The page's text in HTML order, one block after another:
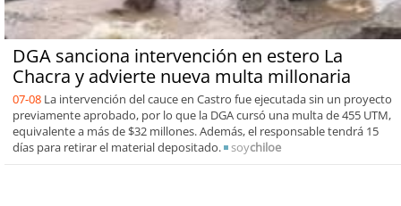
DGA sanciona intervención en estero La
Chacra y advierte nueva multa millonaria
07-08 La intervención del cauce en Castro fue ejecutada sin un proyecto
previamente aprobado, por lo que la DGA cursó una multa de 455 UTM,
equivalente a más de $32 millones. Además, el responsable tendrá 15
días para retirar el material depositado.
soychiloe